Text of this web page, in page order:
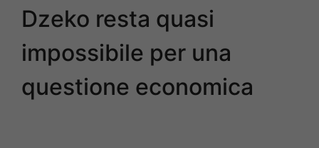
Dzeko resta quasi
impossibile per una
questione economica